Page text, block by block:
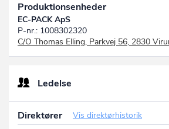
Produktionsenheder
EC-PACK ApS
P-nr.: 1008302320
C/O Thomas Elling, Parkvej 56, 2830
Ledelse
Direktører
Vis direktørhistorik